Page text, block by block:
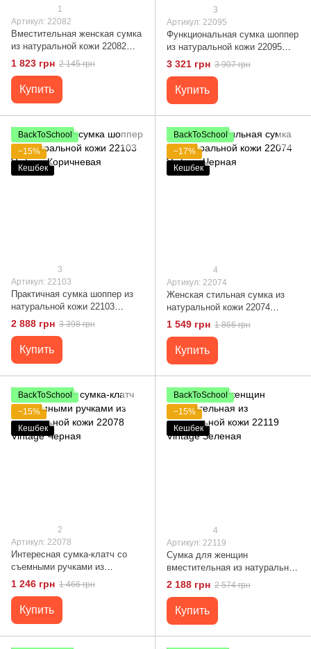
1
Артикул: 22082
Вместительная женская сумка
из натуральной кожи 22082
Vintage Черная
1 823 грн 2 145 грн
Купить
3
Артикул: 22095
Функциональная сумка шоппер
из натуральной кожи 22095
Vintage Черная
3 321 грн 3 907 грн
Купить
BackToSchool
−15%
Кешбек
3
Артикул: 22103
Практичная сумка шоппер из
натуральной кожи 22103
Vintage Коричневая
2 888 грн 3 398 грн
Купить
BackToSchool
−17%
Кешбек
4
Артикул: 22074
Женская стильная сумка из
натуральной кожи 22074
Vintage Черная
1 549 грн 1 866 грн
Купить
BackToSchool
−15%
Кешбек
2
Артикул: 22078
Интересная сумка-клатч со
съемными ручками из
натуральной кожи 22078
Vintage Черная
1 246 грн 1 466 грн
Купить
BackToSchool
−15%
Кешбек
4
Артикул: 22119
Сумка для женщин
вместительная из натуральной
кожи 22119 Vintage Зеленая
2 188 грн 2 574 грн
Купить